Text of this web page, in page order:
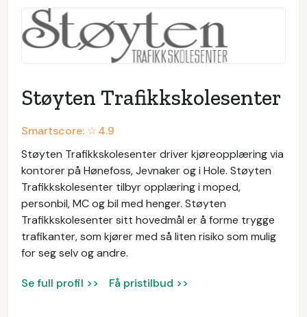
Støyten Trafikkskolesenter
Smartscore: ☆4.9
Støyten Trafikkskolesenter driver kjøreopplæring via
kontorer på Hønefoss, Jevnaker og i Hole. Støyten
Trafikkskolesenter tilbyr opplæring i moped,
personbil, MC og bil med henger. Støyten
Trafikkskolesenter sitt hovedmål er å forme trygge
trafikanter, som kjører med så liten risiko som mulig
for seg selv og andre.
Se full profil >> Få pristilbud >>